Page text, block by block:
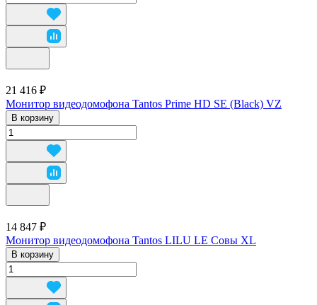
21 416 ₽
Монитор видеодомофона Tantos Prime HD SE (Black) VZ
В корзину
14 847 ₽
Монитор видеодомофона Tantos LILU LE Совы XL
В корзину